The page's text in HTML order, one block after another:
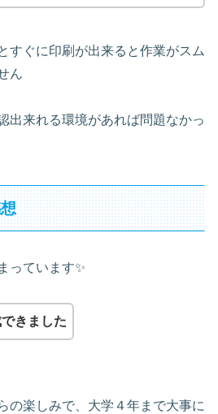
すぐに印刷が出来ると作業がスム
ん
出来れる環境があれば問題なかっ
っています✨
きました
の楽しみで、大学４年まで大事に